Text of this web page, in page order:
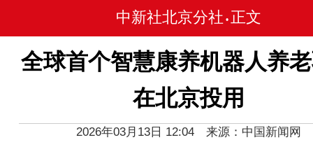
中新社北京分社 • 正文
全球首个智慧康养机器人养
在北京投用
2026年03月13日 12:04 来源：中国新闻网